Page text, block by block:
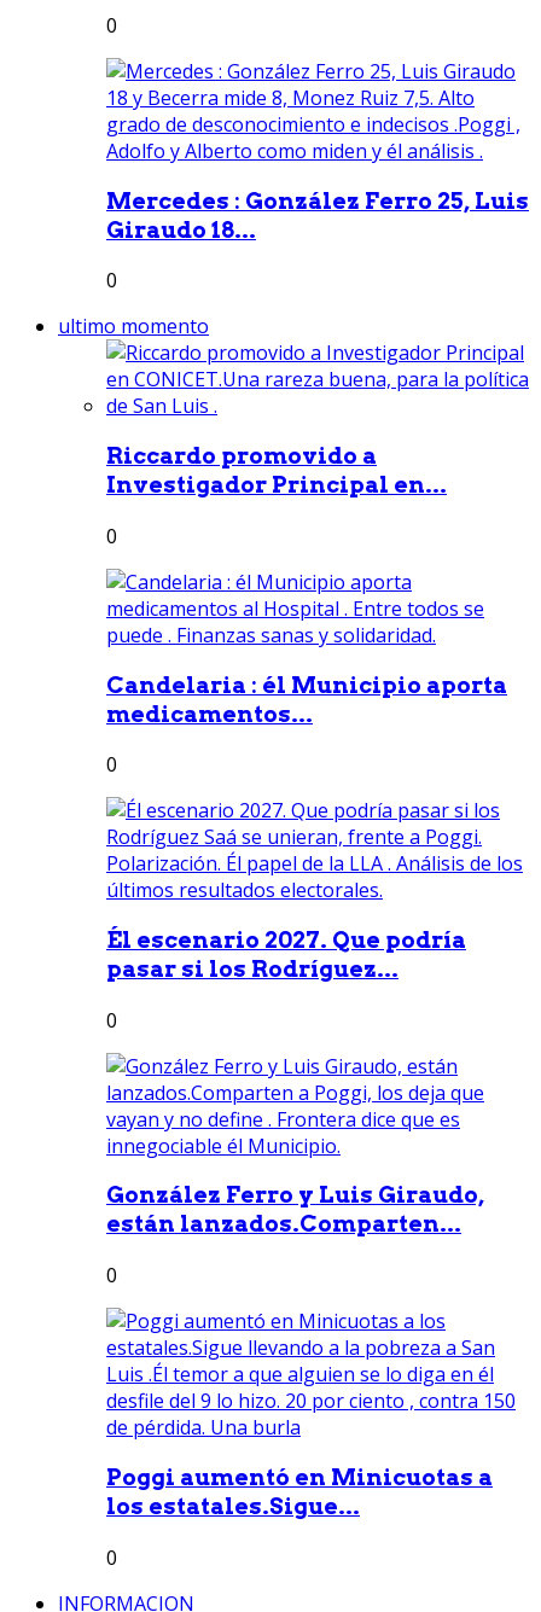
0
Mercedes : González Ferro 25, Luis
Giraudo 18...
0
ultimo momento
Riccardo promovido a
Investigador Principal en...
0
Candelaria : él Municipio aporta
medicamentos...
0
Él escenario 2027. Que podría
pasar si los Rodríguez...
0
González Ferro y Luis Giraudo,
están lanzados.Comparten...
0
Poggi aumentó en Minicuotas a
los estatales.Sigue...
0
INFORMACION